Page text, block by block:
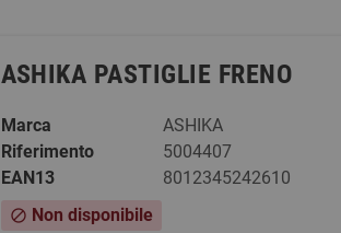
ASHIKA PASTIGLIE FRENO
Marca
ASHIKA
Riferimento
5004407
EAN13
8012345242610
block Non disponibile